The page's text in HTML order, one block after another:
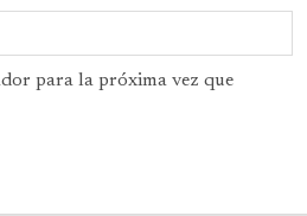
para la próxima vez que